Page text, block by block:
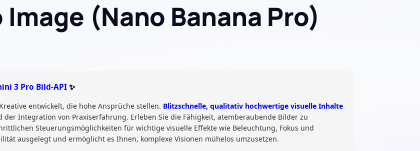
(Nano Banana Pro)
3 Pro Bild-API✨
entwickelt, die hohe Ansprüche stellen. Blitzschnelle, qualitativ hochwertige visuelle Inhalte
Integration von Praxiserfahrung. Erleben Sie die Fähigkeit, atemberaubende Bilder zu
Steuerungsmöglichkeiten für wichtige visuelle Effekte wie Beleuchtung, Fokus und
ausgelegt und ermöglicht es Ihnen, komplexe Visionen mühelos umzusetzen.